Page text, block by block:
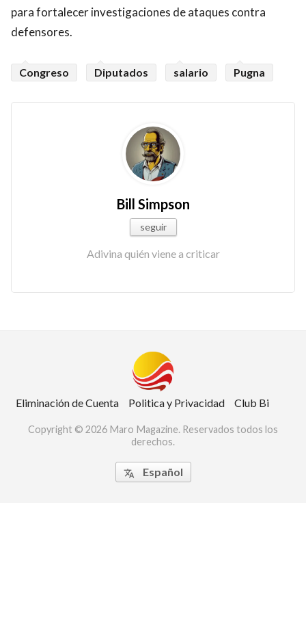
para fortalecer investigaciones de ataques contra
defensores.
Congreso Diputados salario Pugna
Bill Simpson
seguir
Adivina quién viene a criticar
Eliminación de Cuenta Politica y Privacidad Club Bi
Copyright © 2026 Maro Magazine. Reservados todos los
derechos.
 Español